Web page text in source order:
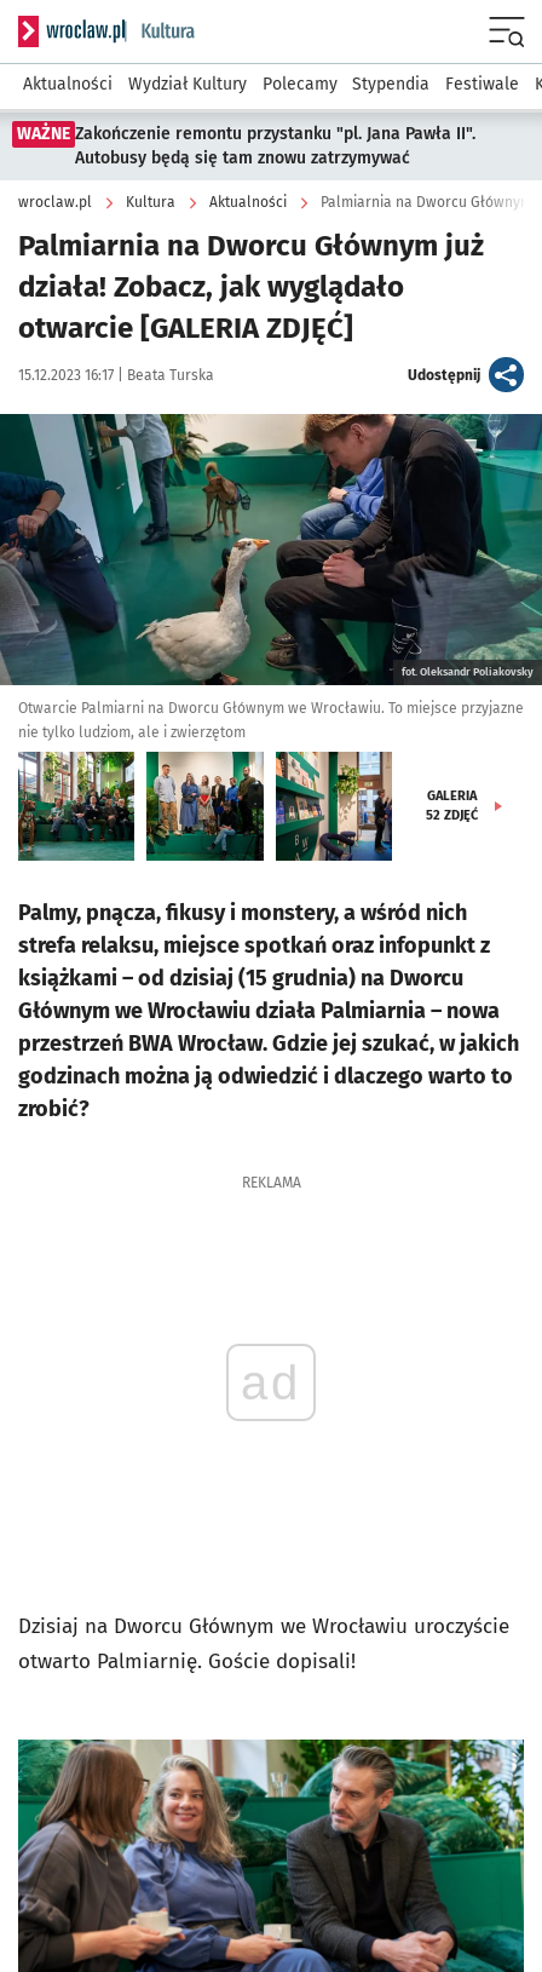
Serwis informacyjny wroclaw.pl podserwis: Kultura
Aktualności Wydział Kultury Polecamy Stypendia Festiwale
WAŻNE Zakończenie remontu przystanku "pl. Jana Pawła II".
Autobusy będą się tam znowu zatrzymywać
wroclaw.pl Kultura Aktualności Palmiarnia na Dworcu Głównym
Palmiarnia na Dworcu Głównym już
działa! Zobacz, jak wyglądało
otwarcie [GALERIA ZDJĘĆ]
Data publikacji:
15.12.2023 16:17 | Autor:
Beata Turska Udostępnijartykuł
Kliknij, aby zobaczyć galerię
fot. Oleksandr Poliakovsky
Otwarcie Palmiarni na Dworcu Głównym we Wrocławiu. To miejsce przyjazne
nie tylko ludziom, ale i zwierzętom
GALERIA
52 ZDJĘĆ
Palmy, pnącza, fikusy i monstery, a wśród nich
strefa relaksu, miejsce spotkań oraz infopunkt z
książkami – od dzisiaj (15 grudnia) na Dworcu
Głównym we Wrocławiu działa Palmiarnia – nowa
przestrzeń BWA Wrocław. Gdzie jej szukać, w jakich
godzinach można ją odwiedzić i dlaczego warto to
zrobić?
REKLAMA
ad
Dzisiaj na Dworcu Głównym we Wrocławiu uroczyście
otwarto Palmiarnię. Goście dopisali!